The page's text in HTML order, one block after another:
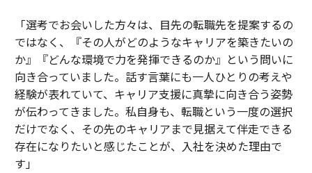
「選考でお会いした方々は、目先の転職先を提案するの
ではなく、『その人がどのようなキャリアを築きたいの
か』『どんな環境で力を発揮できるのか』という問いに
向き合っていました。話す言葉にも一人ひとりの考えや
経験が表れていて、キャリア支援に真摯に向き合う姿勢
が伝わってきました。私自身も、転職という一度の選択
だけでなく、その先のキャリアまで見据えて伴走できる
存在になりたいと感じたことが、入社を決めた理由で
す」